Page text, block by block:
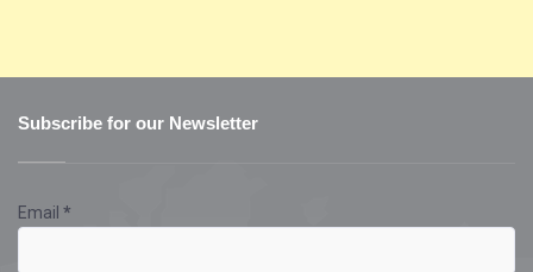
Subscribe for our Newsletter
Email *